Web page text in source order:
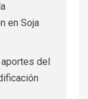
en Soja
del